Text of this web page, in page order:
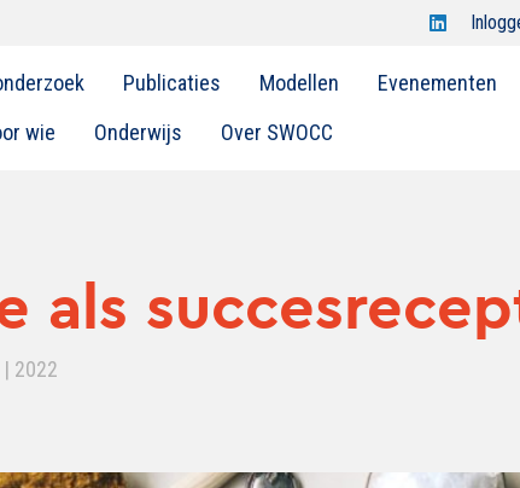
Open
op
Publicaties Modellen Evenementen
wie Onderwijs Over SWOCC
als
2022